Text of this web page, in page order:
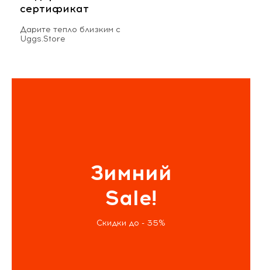
сертификат
Дарите тепло близким с
Uggs.Store
Зимний
Sale!
Скидки до - 35%